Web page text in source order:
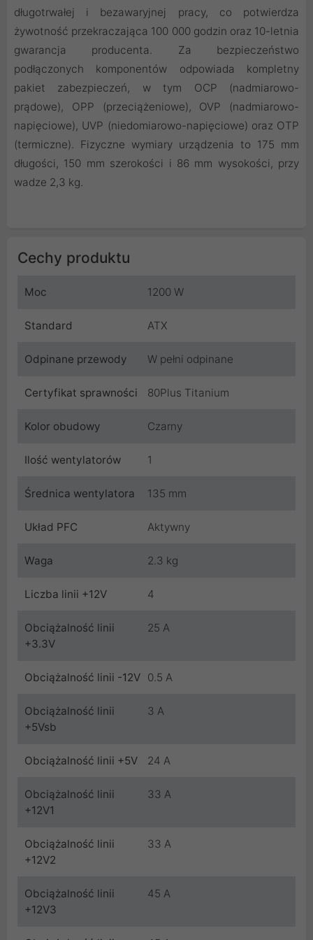
długotrwałej i bezawaryjnej pracy, co potwierdza
żywotność przekraczająca 100 000 godzin oraz 10-letnia
gwarancja producenta. Za bezpieczeństwo
podłączonych komponentów odpowiada kompletny
pakiet zabezpieczeń, w tym OCP (nadmiarowo-
prądowe), OPP (przeciążeniowe), OVP (nadmiarowo-
napięciowe), UVP (niedomiarowo-napięciowe) oraz OTP
(termiczne). Fizyczne wymiary urządzenia to 175 mm
długości, 150 mm szerokości i 86 mm wysokości, przy
wadze 2,3 kg.
Cechy produktu
Moc 1200 W
Standard ATX
Odpinane przewody W pełni odpinane
Certyfikat sprawności 80Plus Titanium
Kolor obudowy Czarny
Ilość wentylatorów 1
Średnica wentylatora 135 mm
Układ PFC Aktywny
Waga 2.3 kg
Liczba linii +12V 4
Obciążalność linii
+3.3V
25 A
Obciążalność linii -12V 0.5 A
Obciążalność linii
+5Vsb
3 A
Obciążalność linii +5V 24 A
Obciążalność linii
+12V1
33 A
Obciążalność linii
+12V2
33 A
Obciążalność linii
+12V3
45 A